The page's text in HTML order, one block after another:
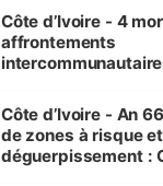
générations futures
Côte d’Ivoire - 4
affrontements
milieu des sinistrés
Côte d’Ivoire - An
de zones à risque et
déguerpissement :